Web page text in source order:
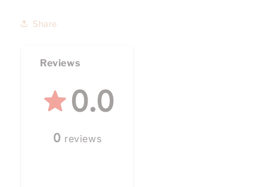
Share
Reviews
0.0
0 reviews